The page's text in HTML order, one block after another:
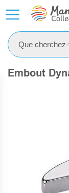
Embout